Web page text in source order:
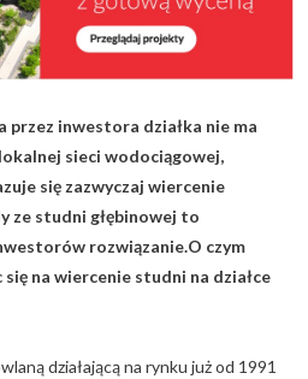
przez inwestora działka nie ma
sieci wodociągowej,
się zazwyczaj wiercenie
ze studni głębinowej to
rozwiązanie.O czym
na wiercenie studni na działce
działającą na rynku już od 1991